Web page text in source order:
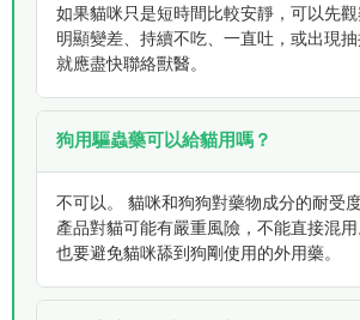
如果貓咪只是短時間比較安靜，可以先
明顯變差、持續不吃、一直吐，或出現抽
就應盡快聯絡獸醫。
狗用驅蟲藥可以給貓用嗎？
不可以。 貓咪和狗狗對藥物成分的耐受
產品對貓可能有嚴重風險，不能直接混用
也要避免貓咪舔到狗剛使用的外用藥。